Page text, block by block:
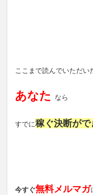
ここまで読んでいただい
あなた なら
すでに稼ぐ決断がで
今すぐ無料メルマガ